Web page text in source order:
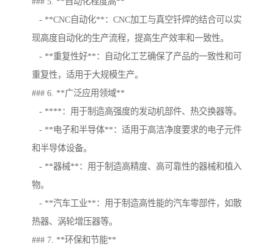
- **CNC自动化**：CNC加工与真空钎焊的结合可以实
现高度自动化的生产流程，提高生产效率和一致性。
- **重复性好**：自动化工艺确保了产品的一致性和可
重复性，适用于大规模生产。
### 6. **广泛应用领域**
- ****：用于制造高强度的发动机部件、热交换器等。
- **电子和半导体**：适用于高洁净度要求的电子元件
和半导体设备。
- **器械**：用于制造高精度、高可靠性的器械和植入
物。
- **汽车工业**：用于制造高性能的汽车零部件，如散
热器、涡轮增压器等。
### 7. **环保和节能**